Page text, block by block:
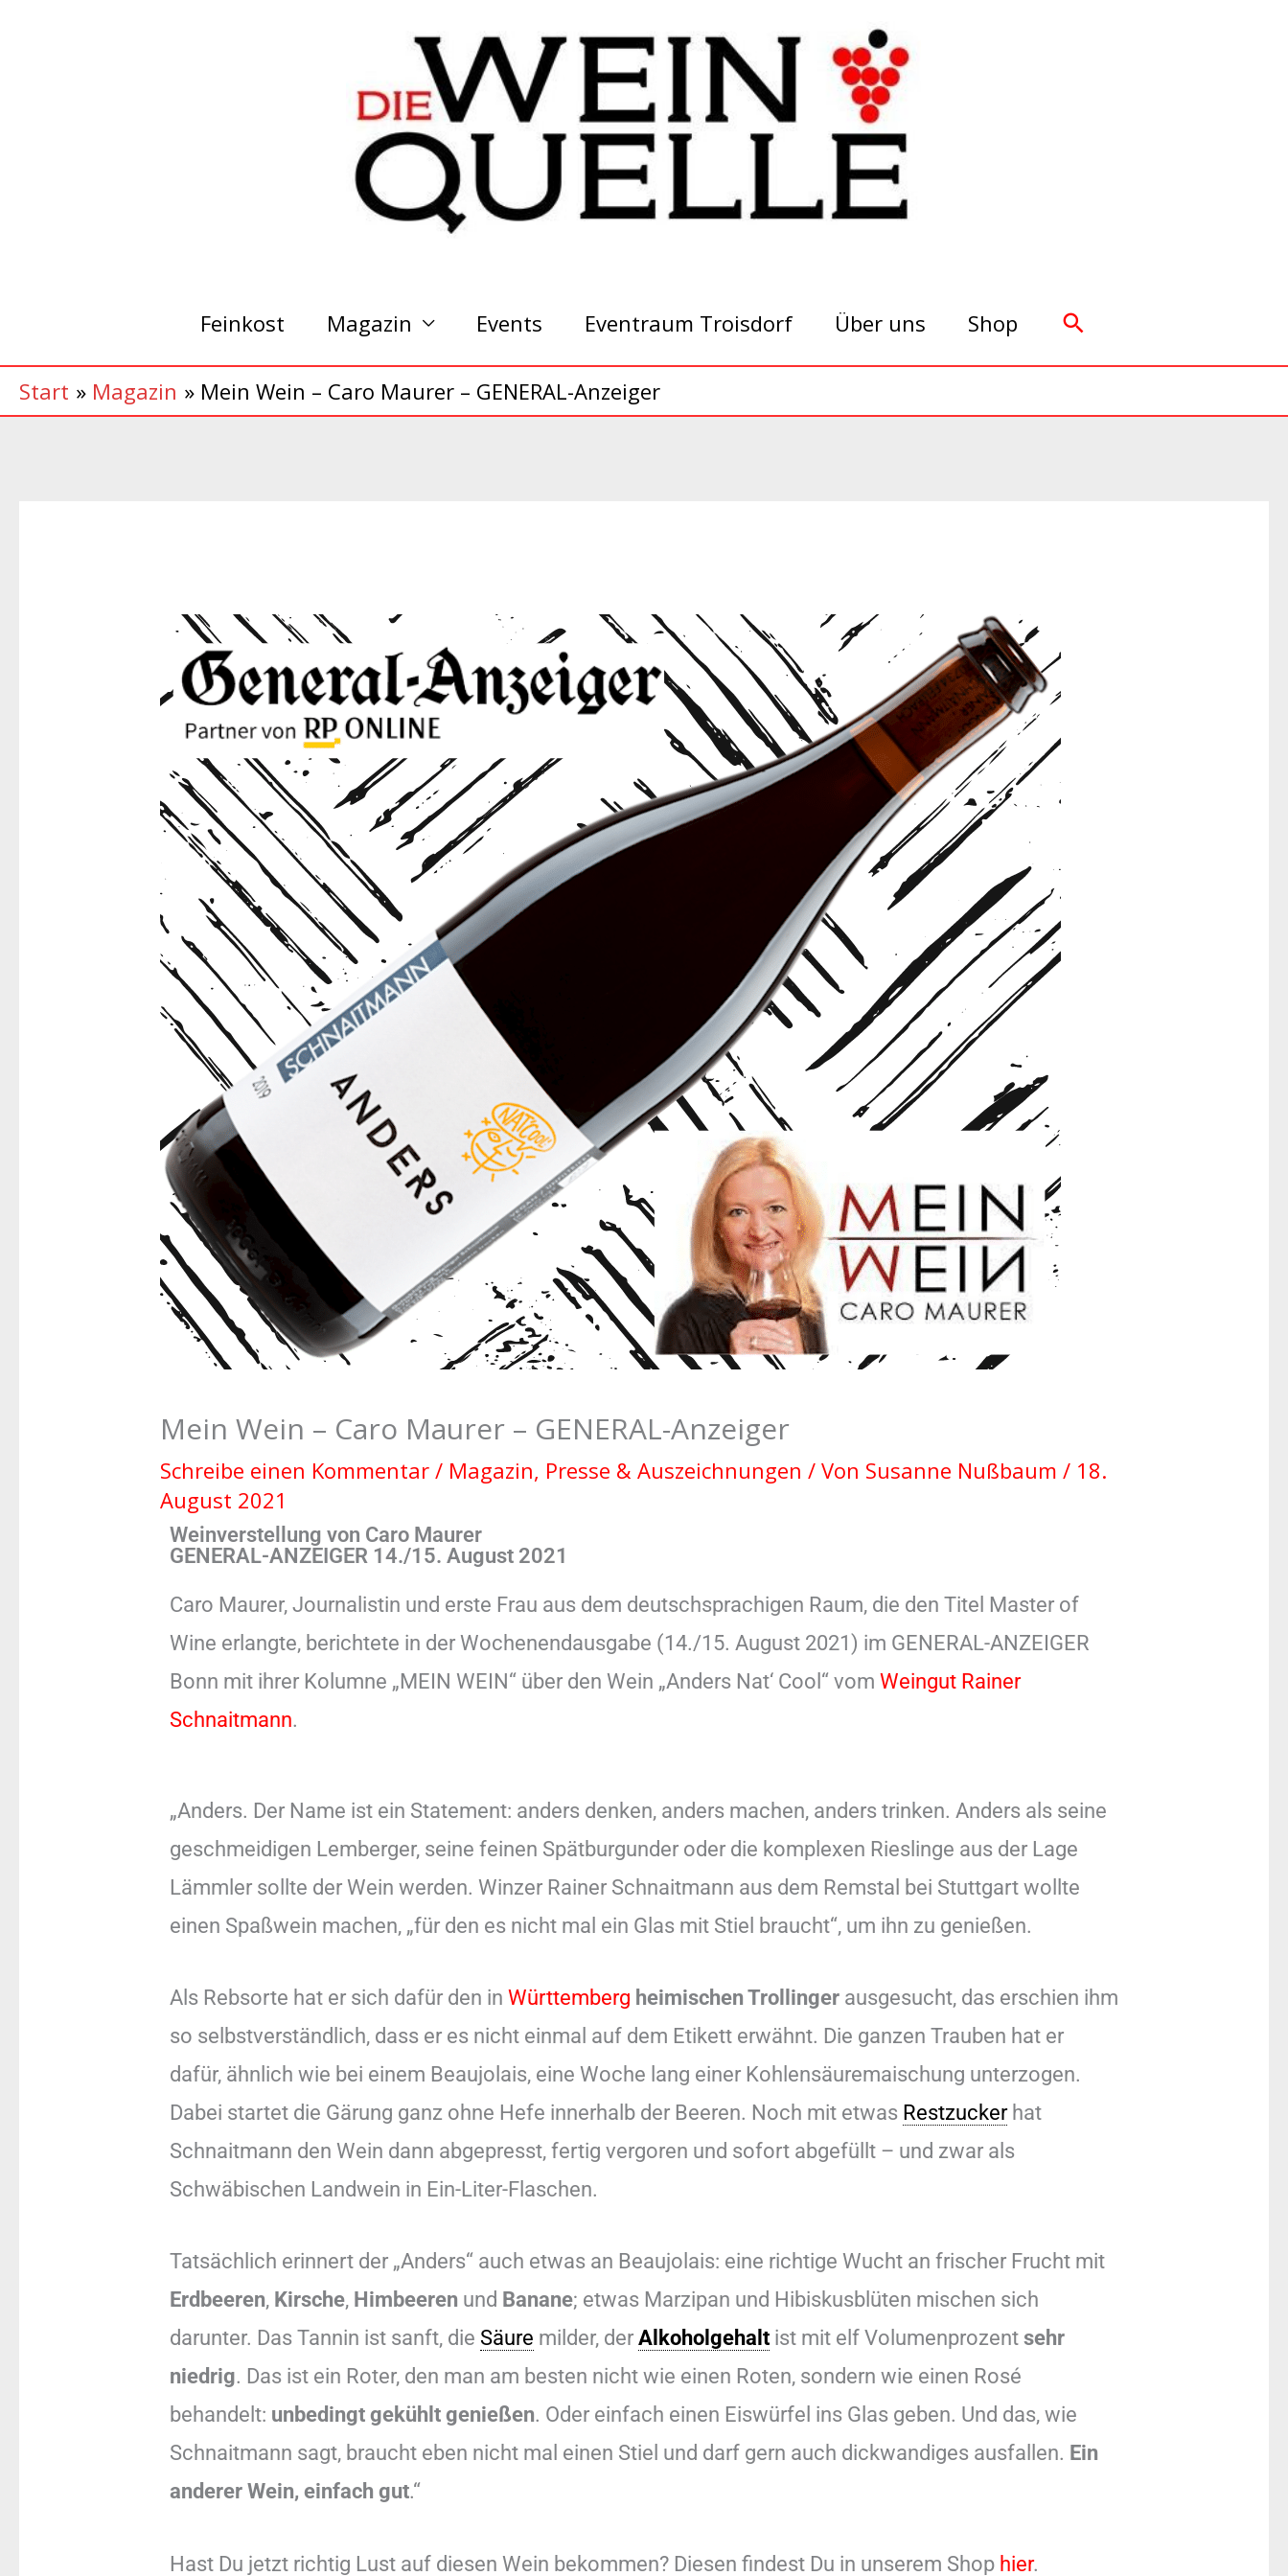
Feinkost Magazin Events Eventraum Troisdorf Über uns Shop Suchen
Start Magazin Mein Wein – Caro Maurer – GENERAL-Anzeiger
Mein Wein – Caro Maurer – GENERAL-Anzeiger
Schreibe einen Kommentar / Magazin, Presse & Auszeichnungen / Von Susanne Nußbaum / 18.
August 2021
Weinverstellung von Caro Maurer
GENERAL-ANZEIGER 14./15. August 2021
Caro Maurer, Journalistin und erste Frau aus dem deutschsprachigen Raum, die den Titel Master of
Wine erlangte, berichtete in der Wochenendausgabe (14./15. August 2021) im GENERAL-ANZEIGER
Bonn mit ihrer Kolumne „MEIN WEIN“ über den Wein „Anders Nat‘ Cool“ vom Weingut Rainer
Schnaitmann.
„Anders. Der Name ist ein Statement: anders denken, anders machen, anders trinken. Anders als seine
geschmeidigen Lemberger, seine feinen Spätburgunder oder die komplexen Rieslinge aus der Lage
Lämmler sollte der Wein werden. Winzer Rainer Schnaitmann aus dem Remstal bei Stuttgart wollte
einen Spaßwein machen, „für den es nicht mal ein Glas mit Stiel braucht“, um ihn zu genießen.
Als Rebsorte hat er sich dafür den in Württemberg heimischen Trollingerausgesucht, das erschien ihm
so selbstverständlich, dass er es nicht einmal auf dem Etikett erwähnt. Die ganzen Trauben hat er
dafür, ähnlich wie bei einem Beaujolais, eine Woche lang einer Kohlensäuremaischung unterzogen.
Dabei startet die Gärung ganz ohne Hefe innerhalb der Beeren. Noch mit etwas Restzuckerhat
Schnaitmann den Wein dann abgepresst, fertig vergoren und sofort abgefüllt – und zwar als
Schwäbischen Landwein in Ein-Liter-Flaschen.
Tatsächlich erinnert der „Anders“ auch etwas an Beaujolais: eine richtige Wucht an frischer Frucht mit
Erdbeeren, Kirsche, Himbeerenund Banane; etwas Marzipan und Hibiskusblüten mischen sich
darunter. Das Tannin ist sanft, die Säure milder, der Alkoholgehaltist mit elf Volumenprozent sehr
niedrig. Das ist ein Roter, den man am besten nicht wie einen Roten, sondern wie einen Rosé
behandelt: unbedingt gekühlt genießen. Oder einfach einen Eiswürfel ins Glas geben. Und das, wie
Schnaitmann sagt, braucht eben nicht mal einen Stiel und darf gern auch dickwandiges ausfallen. Ein
anderer Wein, einfach gut.“
Hast Du jetzt richtig Lust auf diesen Wein bekommen? Diesen findest Du in unserem Shop hier.